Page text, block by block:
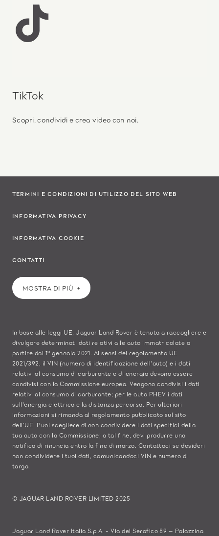
TikTok
Scopri, condividi e crea video con noi.
TERMINI E CONDIZIONI DI UTILIZZO DEL SITO WEB
INFORMATIVA PRIVACY
INFORMATIVA COOKIE
CONTATTI
MOSTRA DI PIÙ
In base alle leggi UE, Jaguar Land Rover è tenuta a raccogliere e
divulgare determinati dati relativi alle auto immatricolate a
partire dal 1° gennaio 2021. Ai sensi del regolamento UE
2021/392, il VIN (numero di identificazione dell'auto) e i dati
relativi al consumo di carburante e di energia devono essere
condivisi con la Commissione europea. Vengono condivisi i dati
relativi al consumo di carburante; per le auto PHEV i dati
sull'energia elettrica e la distanza percorsa. Per ulteriori
informazioni si rimanda al regolamento pubblicato sul sito
dell'UE . Puoi scegliere di non condividere i dati specifici della
tua auto con la Commissione; a tal fine, devi produrre una
notifica di rinuncia entro la fine di marzo. Contattaci se desideri
non condividere i tuoi dati, comunicandoci VIN e numero di
targa.
© JAGUAR LAND ROVER LIMITED 2025
Jaguar Land Rover Italia S.p.A. - Via del Serafico 89 – Palazzina